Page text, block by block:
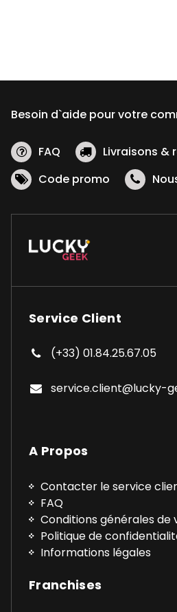
Besoin d`aide pour votre
FAQ
Livraisons &
Code promo
Service Client
(+33) 01.84.25.67.05
service.client@lucky-
A Propos
Contacter le service
FAQ
Conditions générales de
Politique de
Informations légales
Franchises